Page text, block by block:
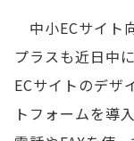
中小ECサイト
プラスも近日中
ECサイトのデザ
トフォームを導